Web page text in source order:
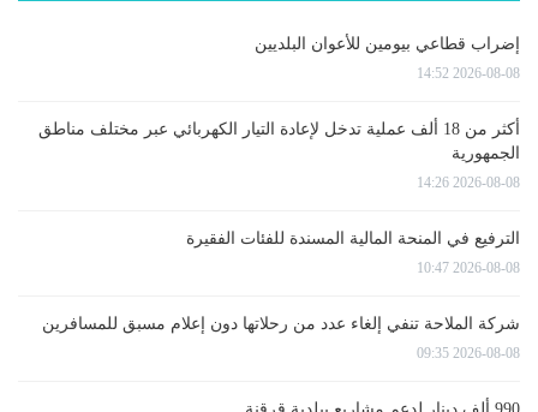
إضراب قطاعي بيومين للأعوان البلديين
2026-08-08 14:52
أكثر من 18 ألف عملية تدخل لإعادة التيار الكهربائي عبر مختلف مناطق
الجمهورية
2026-08-08 14:26
الترفيع في المنحة المالية المسندة للفئات الفقيرة
2026-08-08 10:47
شركة الملاحة تنفي إلغاء عدد من رحلاتها دون إعلام مسبق للمسافرين
2026-08-08 09:35